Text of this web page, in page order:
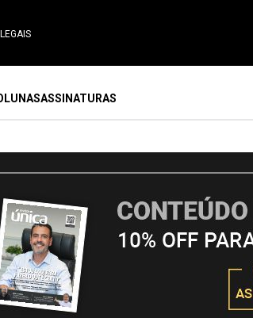
ASSINATURAS